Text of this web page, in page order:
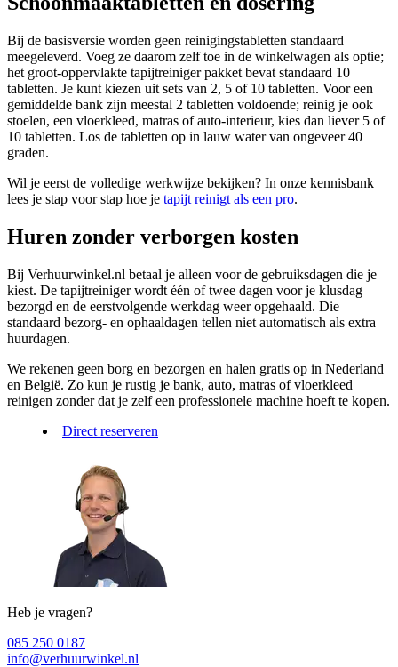
Bij de basisversie worden geen reinigingstabletten standaard
meegeleverd. Voeg ze daarom zelf toe in de winkelwagen als optie;
het groot-oppervlakte tapijtreiniger pakket bevat standaard 10
tabletten. Je kunt kiezen uit sets van 2, 5 of 10 tabletten. Voor een
gemiddelde bank zijn meestal 2 tabletten voldoende; reinig je ook
stoelen, een vloerkleed, matras of auto-interieur, kies dan liever 5 of
10 tabletten. Los de tabletten op in lauw water van ongeveer 40
graden.
Wil je eerst de volledige werkwijze bekijken? In onze kennisbank
lees je stap voor stap hoe je tapijt reinigt als een pro.
Huren zonder verborgen kosten
Bij Verhuurwinkel.nl betaal je alleen voor de gebruiksdagen die je
kiest. De tapijtreiniger wordt één of twee dagen voor je klusdag
bezorgd en de eerstvolgende werkdag weer opgehaald. Die
standaard bezorg- en ophaaldagen tellen niet automatisch als extra
huurdagen.
We rekenen geen borg en bezorgen en halen gratis op in Nederland
en België. Zo kun je rustig je bank, auto, matras of vloerkleed
reinigen zonder dat je zelf een professionele machine hoeft te kopen.
Direct reserveren
Heb je vragen?
085 250 0187
info@verhuurwinkel.nl